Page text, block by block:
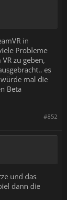
in
Probleme
zu geben,
es
mal die
Beta
#852
und das
dann die